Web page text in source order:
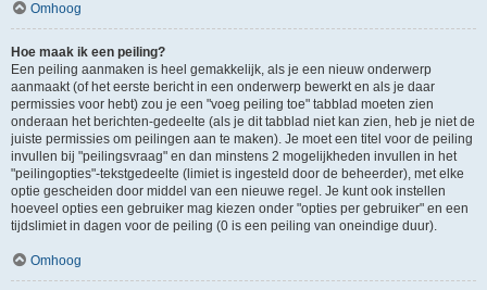
Omhoog
Hoe maak ik een peiling?
Een peiling aanmaken is heel gemakkelijk, als je een nieuw onderwerp
aanmaakt (of het eerste bericht in een onderwerp bewerkt en als je daar
permissies voor hebt) zou je een "voeg peiling toe" tabblad moeten zien
onderaan het berichten-gedeelte (als je dit tabblad niet kan zien, heb je niet de
juiste permissies om peilingen aan te maken). Je moet een titel voor de peiling
invullen bij "peilingsvraag" en dan minstens 2 mogelijkheden invullen in het
"peilingopties"-tekstgedeelte (limiet is ingesteld door de beheerder), met elke
optie gescheiden door middel van een nieuwe regel. Je kunt ook instellen
hoeveel opties een gebruiker mag kiezen onder "opties per gebruiker" en een
tijdslimiet in dagen voor de peiling (0 is een peiling van oneindige duur).
Omhoog